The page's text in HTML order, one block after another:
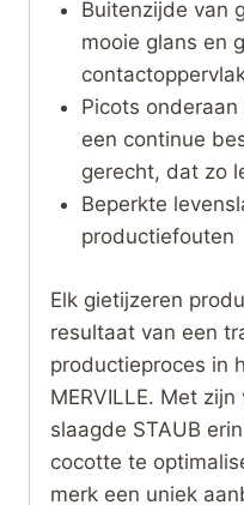
Buitenzijde van
mooie glans en
Picots
een continue
gerecht, dat zo
Beperkte
productiefouten
Elk gietijzeren
resultaat van een
productieproces in
MERVILLE. Met
slaagde STAUB
cocotte te
merk een uniek